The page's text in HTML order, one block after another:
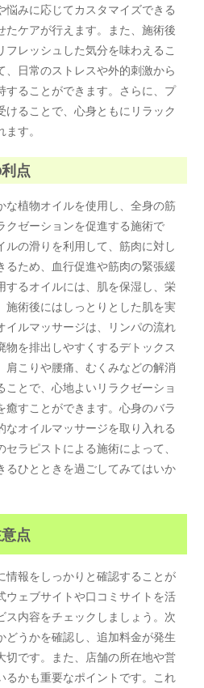
悩みに応じてカスタマイズできる
たケアが行えます。また、施術後
レッシュした気分を味わえるこ
、日常のストレスや外的刺激から
することができます。さらに、プ
けることで、心身ともにリラック
す。
点
な植物オイルを使用し、全身の筋
クゼーションを促進する施術で
の滑りを利用して、筋肉に対し
るため、血行促進や筋肉の緊張緩
するオイルには、肌を保湿し、栄
施術後にはしっとりとした肌を実
イルマッサージは、リンパの流れ
物を排出しやすくするデトックス
肩こりや腰痛、むくみなどの解消
とで、心地よいリラクゼーショ
癒すことができます。心身のバラ
なオイルマッサージを取り入れる
ラピストによる施術によって、
るひとときを過ごしてみてはいか
点
情報をしっかりと確認することが
ウェブサイトや口コミサイトを活
ス内容をチェックしましょう。次
どうかを確認し、追加料金が発生
切です。また、店舗の所在地や営
るかも重要なポイントです。これ